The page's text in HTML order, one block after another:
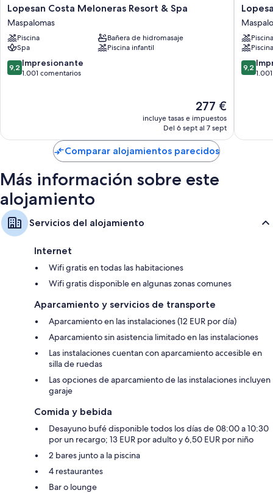
Lopesan
Costa
Meloneras
Resort
&
Spa
Maspalomas
Lopesan Costa Meloneras Resort & Spa
Maspalomas
Piscina
Bañera de hidromasaje
Spa
Piscina infantil
9.2
sobre
9,2 Impresionante
1.001 comentarios
El
precio
actual
de
277 €
277 €
incluye tasas e impuestos
Del 6 sept al 7 sept
Lopesan
Villa
del
Conde
Resort
&
Thalasso
Piscina
9.2
sobre
9,2
Comparar alojamientos parecidos
Más información sobre este
alojamiento
Servicios del alojamiento
Internet
Wifi gratis en todas las habitaciones
Wifi gratis disponible en algunas zonas comunes
Aparcamiento y servicios de transporte
Aparcamiento en las instalaciones (12 EUR por día)
Aparcamiento sin asistencia limitado en las instalaciones
Las instalaciones cuentan con aparcamiento accesible en
silla de ruedas
Las opciones de aparcamiento de las instalaciones incluyen
garaje
Comida y bebida
Desayuno bufé disponible todos los días de 08:00 a 10:30
por un recargo; 13 EUR por adulto y 6,50 EUR por niño
2 bares junto a la piscina
4 restaurantes
Bar o lounge